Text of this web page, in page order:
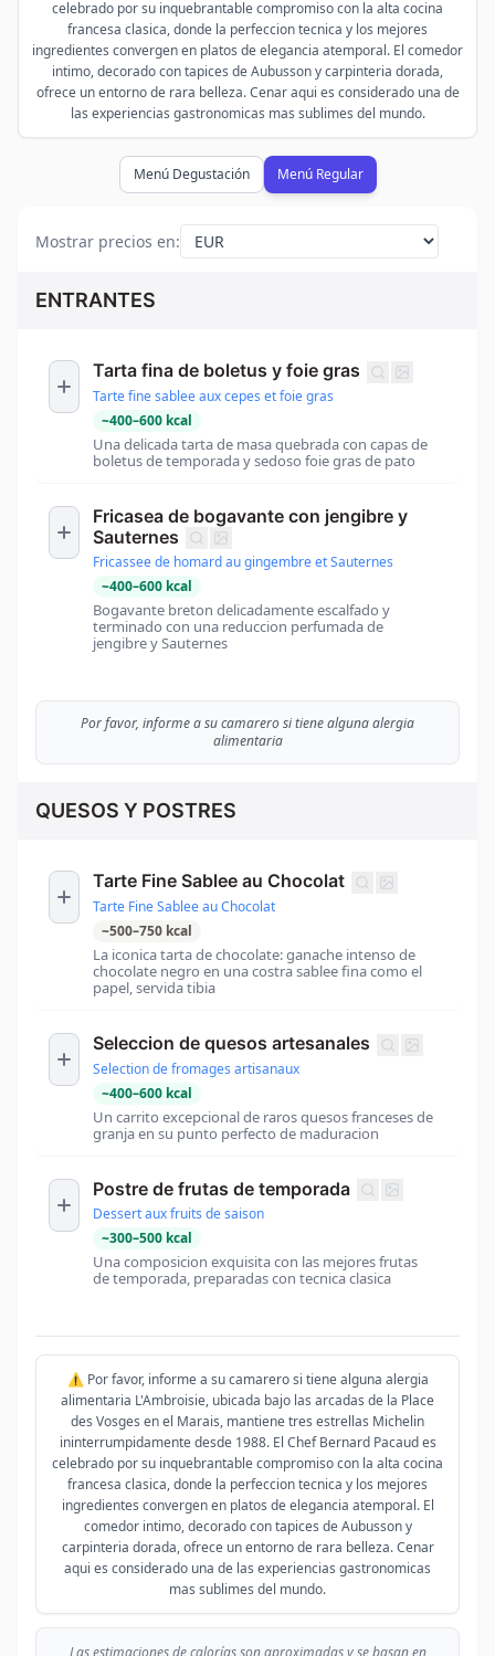
celebrado por su inquebrantable compromiso con la alta cocina
francesa clasica, donde la perfeccion tecnica y los mejores
ingredientes convergen en platos de elegancia atemporal. El comedor
intimo, decorado con tapices de Aubusson y carpinteria dorada,
ofrece un entorno de rara belleza. Cenar aqui es considerado una de
las experiencias gastronomicas mas sublimes del mundo.
Menú Degustación Menú Regular
Mostrar precios en:
ENTRANTES
Tarta fina de boletus y foie gras
Tarte fine sablee aux cepes et foie gras
~400–600 kcal
Una delicada tarta de masa quebrada con capas de
boletus de temporada y sedoso foie gras de pato
Fricasea de bogavante con jengibre y
Sauternes
Fricassee de homard au gingembre et Sauternes
~400–600 kcal
Bogavante breton delicadamente escalfado y
terminado con una reduccion perfumada de
jengibre y Sauternes
Por favor, informe a su camarero si tiene alguna alergia
alimentaria
QUESOS Y POSTRES
Tarte Fine Sablee au Chocolat
Tarte Fine Sablee au Chocolat
~500–750 kcal
La iconica tarta de chocolate: ganache intenso de
chocolate negro en una costra sablee fina como el
papel, servida tibia
Seleccion de quesos artesanales
Selection de fromages artisanaux
~400–600 kcal
Un carrito excepcional de raros quesos franceses de
granja en su punto perfecto de maduracion
Postre de frutas de temporada
Dessert aux fruits de saison
~300–500 kcal
Una composicion exquisita con las mejores frutas
de temporada, preparadas con tecnica clasica
⚠️ Por favor, informe a su camarero si tiene alguna alergia
alimentaria L'Ambroisie, ubicada bajo las arcadas de la Place
des Vosges en el Marais, mantiene tres estrellas Michelin
ininterrumpidamente desde 1988. El Chef Bernard Pacaud es
celebrado por su inquebrantable compromiso con la alta cocina
francesa clasica, donde la perfeccion tecnica y los mejores
ingredientes convergen en platos de elegancia atemporal. El
comedor intimo, decorado con tapices de Aubusson y
carpinteria dorada, ofrece un entorno de rara belleza. Cenar
aqui es considerado una de las experiencias gastronomicas
mas sublimes del mundo.